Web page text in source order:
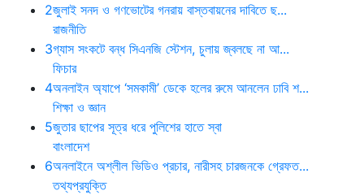
2‎জুলাই সনদ‌ ও গণভোটের গনরায় বাস্তবায়নের দাবিতে ছ...
রাজনীতি
3গ্যাস সংকটে বন্ধ সিএনজি স্টেশন, চুলায় জ্বলছে না আ...
ফিচার
4অনলাইন অ্যাপে ‘সমকামী’ ডেকে হলের রুমে আনলেন ঢাবি শ...
শিক্ষা ও জ্ঞান
5জুতার ছাপের সূত্র ধরে পুলিশের হাতে স্বা
বাংলাদেশ
6অনলাইনে অশ্লীল ভিডিও প্রচার, নারীসহ চারজনকে গ্রেফত...
তথ্যপ্রযুক্তি